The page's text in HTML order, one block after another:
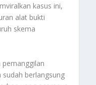
kasus ini,
alat bukti
skema
sudah berlangsung